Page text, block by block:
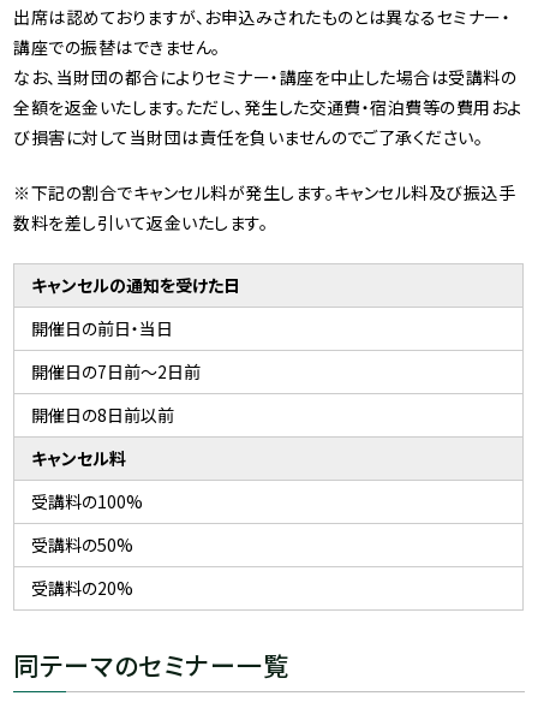
出席は認めておりますが、お申込みされたものとは異なるセミナー・
講座での振替はできません。
なお、当財団の都合によりセミナー・講座を中止した場合は受講料の
全額を返金いたします。ただし、発生した交通費・宿泊費等の費用およ
び損害に対して当財団は責任を負いませんのでご了承ください。
※下記の割合でキャンセル料が発生します。キャンセル料及び振込手
数料を差し引いて返金いたします。
キャンセルの通知を受けた日
開催日の前日・当日
開催日の7日前〜2日前
開催日の8日前以前
キャンセル料
受講料の100%
受講料の50%
受講料の20%
同テーマのセミナー一覧